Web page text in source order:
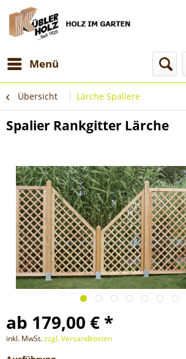
Menü
Übersicht Lärche Spaliere
Spalier Rankgitter Lärche
ab 179,00 € *
inkl. MwSt.zzgl. Versandkosten